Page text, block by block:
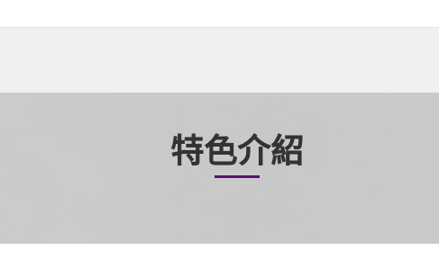
特色介紹